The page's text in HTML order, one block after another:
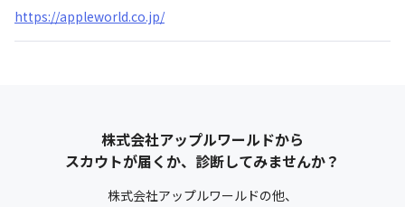
https://appleworld.co.jp/
株式会社アップルワールドから
スカウトが届くか、診断してみませんか？
株式会社アップルワールドの他、